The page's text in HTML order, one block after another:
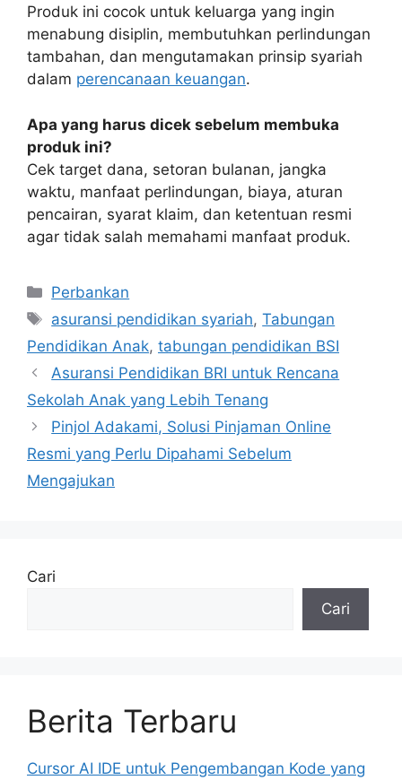
Produk ini cocok untuk keluarga yang ingin
menabung disiplin, membutuhkan perlindungan
tambahan, dan mengutamakan prinsip syariah
dalam perencanaan keuangan.
Apa yang harus dicek sebelum membuka
produk ini?
Cek target dana, setoran bulanan, jangka
waktu, manfaat perlindungan, biaya, aturan
pencairan, syarat klaim, dan ketentuan resmi
agar tidak salah memahami manfaat produk.
Kategori
Perbankan
Tag
asuransi pendidikan syariah,Tabungan
Pendidikan Anak, tabungan pendidikan BSI
Asuransi Pendidikan BRI untuk Rencana
Sekolah Anak yang Lebih Tenang
Pinjol Adakami, Solusi Pinjaman Online
Resmi yang Perlu Dipahami Sebelum
Mengajukan
Cari
Cari
Berita Terbaru
Cursor AI IDE untuk Pengembangan Kode yang